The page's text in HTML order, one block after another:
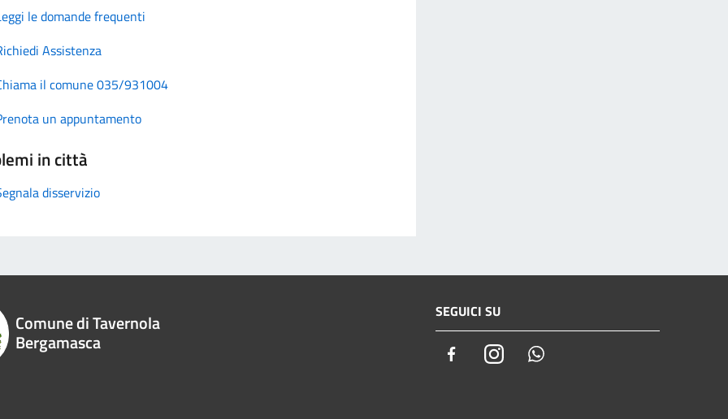
le domande frequenti
Assistenza
il comune 035/931004
un appuntamento
in città
disservizio
Comune di Tavernola
Bergamasca
SEGUICI SU
FacebookInstagram